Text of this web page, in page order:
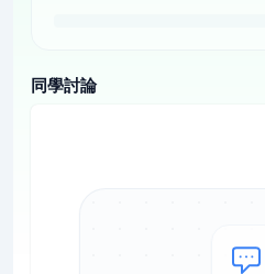
同學討論